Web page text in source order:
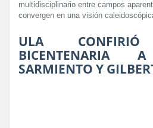
multidisciplinario entre campos
convergen en una visión
ULA CONFIRIÓ
BICENTENARIA
SARMIENTO Y